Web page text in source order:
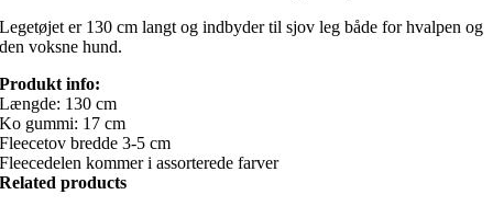
Legetøjet er 130 cm langt og indbyder til sjov leg både for hvalpen og
den voksne hund.
Produkt info:
Længde: 130 cm
Ko gummi: 17 cm
Fleecetov bredde 3-5 cm
Fleecedelen kommer i assorterede farver
Related products